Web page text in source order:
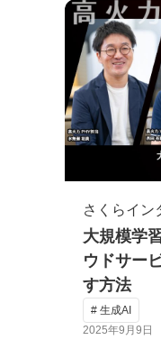
さくらイン
大規模学
ウドサー
す方法
# 生成AI
2025年9月9日